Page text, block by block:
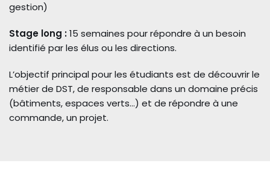
gestion)
Stage long : 15 semaines pour répondre à un besoin
identifié par les élus ou les directions.
L’objectif principal pour les étudiants est de découvrir le
métier de DST, de responsable dans un domaine précis
(bâtiments, espaces verts…) et de répondre à une
commande, un projet.